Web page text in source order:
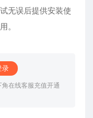
无误后提供安装使
。
录
在线客服充值开通